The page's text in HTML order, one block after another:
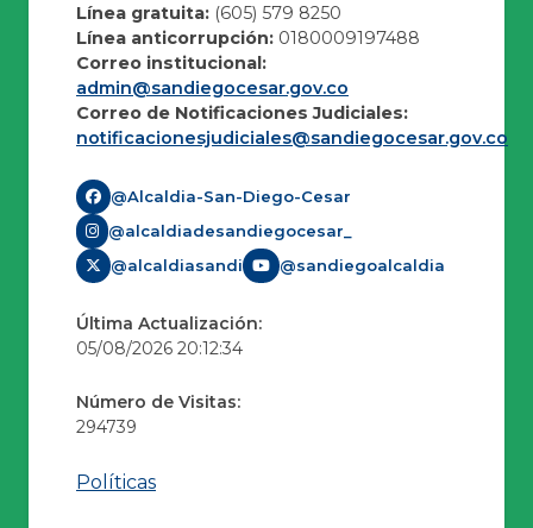
Línea gratuita: (605) 579 8250
Línea anticorrupción: 0180009197488
Correo institucional:
admin@sandiegocesar.gov.co
Correo de Notificaciones Judiciales:
notificacionesjudiciales@sandiegocesar.gov.co
@Alcaldia-San-Diego-Cesar
@alcaldiadesandiegocesar_
@alcaldiasandi
@sandiegoalcaldia
Última Actualización:
05/08/2026 20:12:34
Número de Visitas:
294739
Políticas